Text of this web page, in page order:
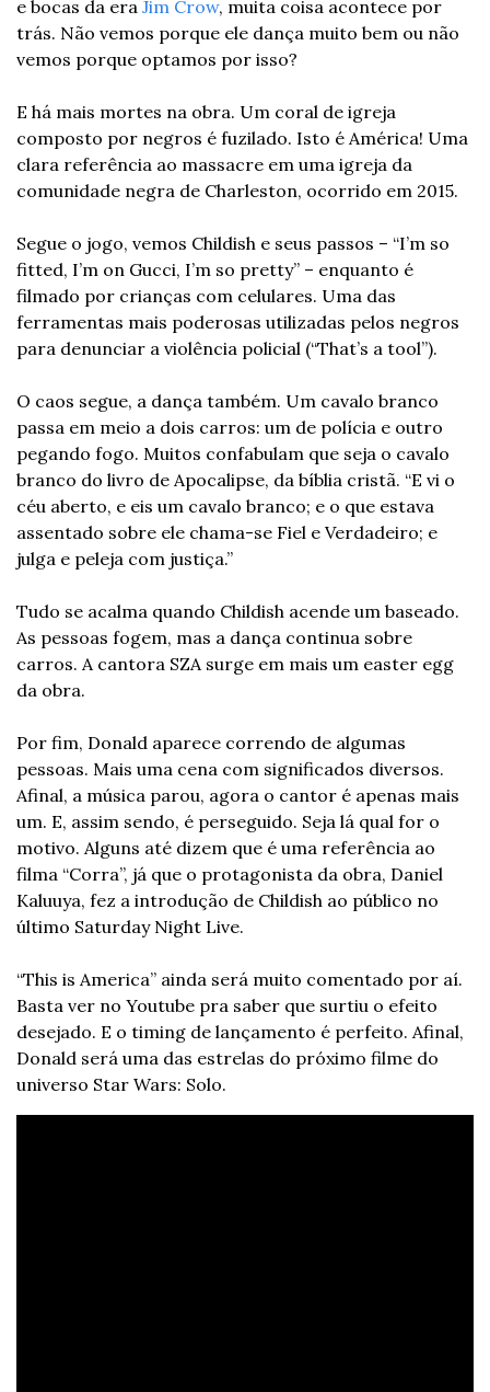
e bocas da era Jim Crow, muita coisa acontece por
trás. Não vemos porque ele dança muito bem ou não
vemos porque optamos por isso?
E há mais mortes na obra. Um coral de igreja
composto por negros é fuzilado. Isto é América! Uma
clara referência ao massacre em uma igreja da
comunidade negra de Charleston, ocorrido em 2015.
Segue o jogo, vemos Childish e seus passos – “I’m so
fitted, I’m on Gucci, I’m so pretty” – enquanto é
filmado por crianças com celulares. Uma das
ferramentas mais poderosas utilizadas pelos negros
para denunciar a violência policial (“That’s a tool”).
O caos segue, a dança também. Um cavalo branco
passa em meio a dois carros: um de polícia e outro
pegando fogo. Muitos confabulam que seja o cavalo
branco do livro de Apocalipse, da bíblia cristã. “E vi o
céu aberto, e eis um cavalo branco; e o que estava
assentado sobre ele chama-se Fiel e Verdadeiro; e
julga e peleja com justiça.”
Tudo se acalma quando Childish acende um baseado.
As pessoas fogem, mas a dança continua sobre
carros. A cantora SZA surge em mais um easter egg
da obra.
Por fim, Donald aparece correndo de algumas
pessoas. Mais uma cena com significados diversos.
Afinal, a música parou, agora o cantor é apenas mais
um. E, assim sendo, é perseguido. Seja lá qual for o
motivo. Alguns até dizem que é uma referência ao
filma “Corra”, já que o protagonista da obra, Daniel
Kaluuya, fez a introdução de Childish ao público no
último Saturday Night Live.
“This is America” ainda será muito comentado por aí.
Basta ver no Youtube pra saber que surtiu o efeito
desejado. E o timing de lançamento é perfeito. Afinal,
Donald será uma das estrelas do próximo filme do
universo Star Wars: Solo.